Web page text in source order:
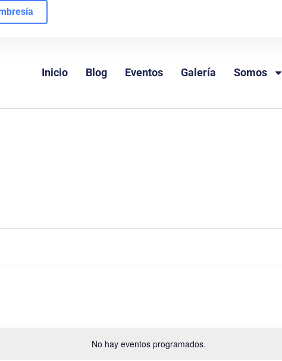
Inicio Blog Eventos Galería Somos
No hay eventos programados.